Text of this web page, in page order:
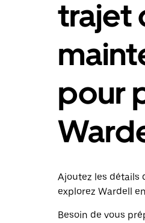
trajet
pour
Ajoutez les détails
explorez Wardell
Besoin de vous